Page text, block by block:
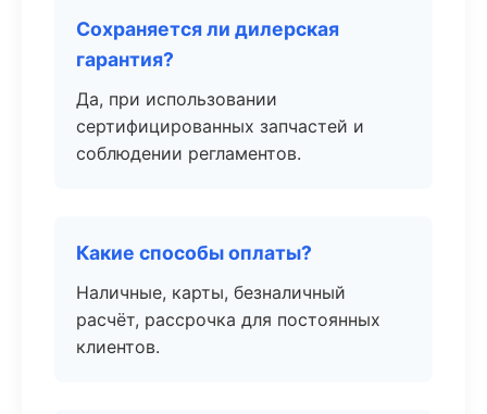
Сохраняется ли дилерская
гарантия?
Да, при использовании
сертифицированных запчастей и
соблюдении регламентов.
Какие способы оплаты?
Наличные, карты, безналичный
расчёт, рассрочка для постоянных
клиентов.